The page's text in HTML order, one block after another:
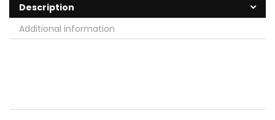
Description
Additional information